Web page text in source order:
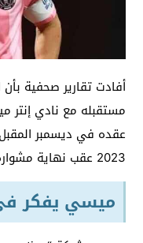
أفادت تقارير صحفية بأن
مستقبله مع نادي إنتر
عقده في ديسمبر
2023 عقب نهاية مشواره مع باريس سان جيرمان الفرنسي.
ميسي يفكر